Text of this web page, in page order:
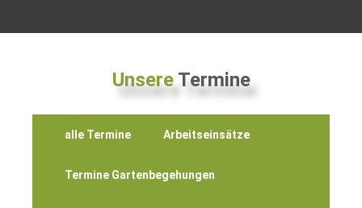
Unsere Termine
alle Termine Arbeitseinsätze
Termine Gartenbegehungen